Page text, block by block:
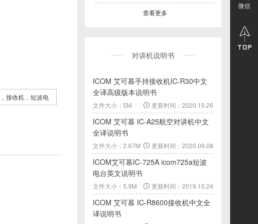
接收机，短波电
查看更多
对讲机说明书
ICOM 艾可慕手持接收机IC-R30中文
全译高级版本说明书
更新时间：2020.10.26
文件大小：5M
ICOM 艾可慕 IC-A25航空对讲机中文
全译说明书
更新时间：2020.09.08
文件大小：2.67M
ICOM艾可慕IC-725A icom725a短波
电台英文说明书
更新时间：2019.10.24
文件大小：5.9M
ICOM 艾可慕 IC-R8600接收机中文全
译说明书
微信